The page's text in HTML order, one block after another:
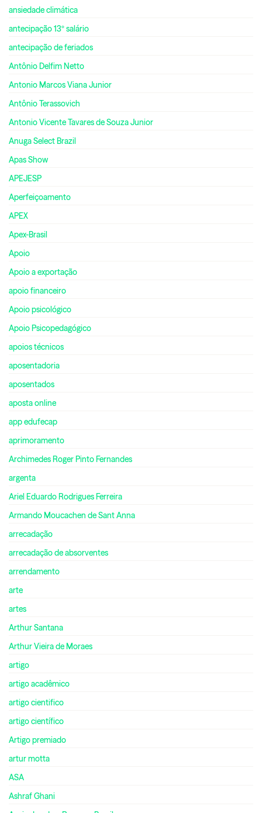
ansiedade climática
antecipação 13º salário
antecipação de feriados
Antônio Delfim Netto
Antonio Marcos Viana Junior
Antônio Terassovich
Antonio Vicente Tavares de Souza Junior
Anuga Select Brazil
Apas Show
APEJESP
Aperfeiçoamento
APEX
Apex-Brasil
Apoio
Apoio a exportação
apoio financeiro
Apoio psicológico
Apoio Psicopedagógico
apoios técnicos
aposentadoria
aposentados
aposta online
app edufecap
aprimoramento
Archimedes Roger Pinto Fernandes
argenta
Ariel Eduardo Rodrigues Ferreira
Armando Moucachen de Sant Anna
arrecadação
arrecadação de absorventes
arrendamento
arte
artes
Arthur Santana
Arthur Vieira de Moraes
artigo
artigo acadêmico
artigo cientifico
artigo científico
Artigo premiado
artur motta
ASA
Ashraf Ghani